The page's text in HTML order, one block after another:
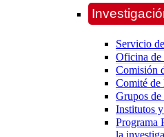
Servicio
Oficina de
Comisión
Comité de
Grupos
Institutos
Programa
la